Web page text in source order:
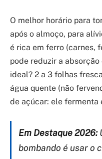
O melhor horário para
após o almoço, para
é rica em ferro (carnes,
pode reduzir a
ideal? 2 a 3 folhas
água quente (não
de açúcar: ele fermenta
Em Destaque 2026:
bombando é usar o